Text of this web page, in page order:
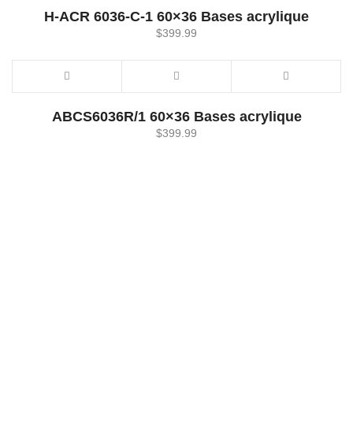
H-ACR 6036-C-1 60×36 Bases acrylique
$399.99
ABCS6036R/1 60×36 Bases acrylique
$399.99